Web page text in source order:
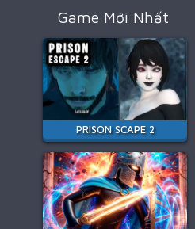
Game Mới Nhất
PRISON SCAPE 2